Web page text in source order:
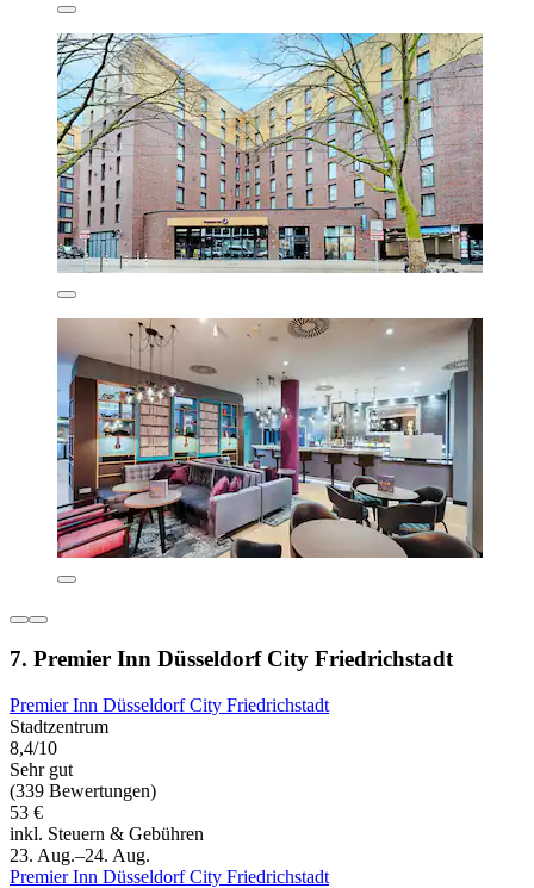
7. Premier Inn Düsseldorf City Friedrichstadt
Premier Inn Düsseldorf City Friedrichstadt
Stadtzentrum
8,4/10
Sehr gut
(339 Bewertungen)
53 €
inkl. Steuern & Gebühren
23. Aug.–24. Aug.
Premier Inn Düsseldorf City Friedrichstadt